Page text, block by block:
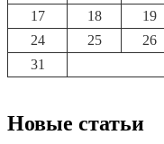
17
18 19
24
25 26
31
Новые статьи